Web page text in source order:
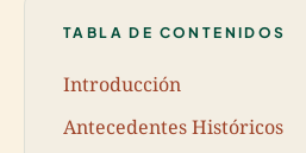
TABLA DE CONTENIDOS
Introducción
Antecedentes Históricos